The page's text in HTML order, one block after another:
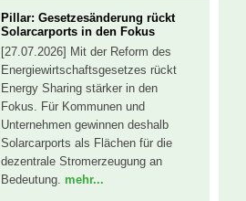
Pillar: Gesetzesänderung rückt
Solarcarports in den Fokus
[27.07.2026] Mit der Reform des
Energiewirtschaftsgesetzes rückt
Energy Sharing stärker in den
Fokus. Für Kommunen und
Unternehmen gewinnen deshalb
Solarcarports als Flächen für die
dezentrale Stromerzeugung an
Bedeutung. mehr...